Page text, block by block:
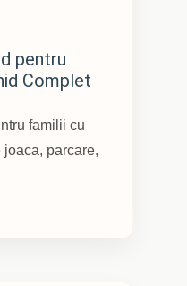
pentru
Complet
familii cu
parcare,